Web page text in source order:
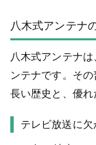
八木式アンテナ
八木式アンテナ
ンテナです。そ
長い歴史と、優れ
テレビ放送に